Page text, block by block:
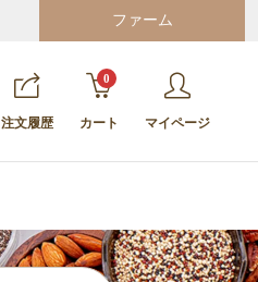
ファーム
注文履歴
0
カート マイページ